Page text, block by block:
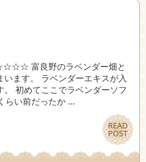
富良野のラベンダー畑と
ます。 ラベンダーエキスが入
初めてここでラベンダーソフ
らい前だったか …
READ
POST
READ
POST